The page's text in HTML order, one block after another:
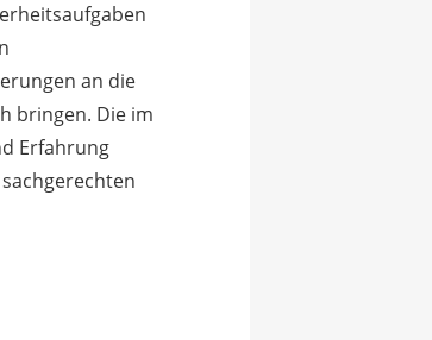
an die
bringen. Die im
Erfahrung